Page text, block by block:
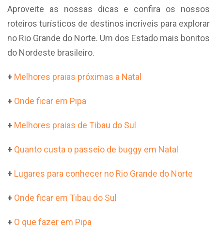
Aproveite as nossas dicas e confira os nossos
roteiros turísticos de destinos incríveis para explorar
no Rio Grande do Norte. Um dos Estado mais bonitos
do Nordeste brasileiro.
+ Melhores praias próximas a Natal
+ Onde ficar em Pipa
+ Melhores praias de Tibau do Sul
+ Quanto custa o passeio de buggy em Natal
+ Lugares para conhecer no Rio Grande do Norte
+ Onde ficar em Tibau do Sul
+ O que fazer em Pipa